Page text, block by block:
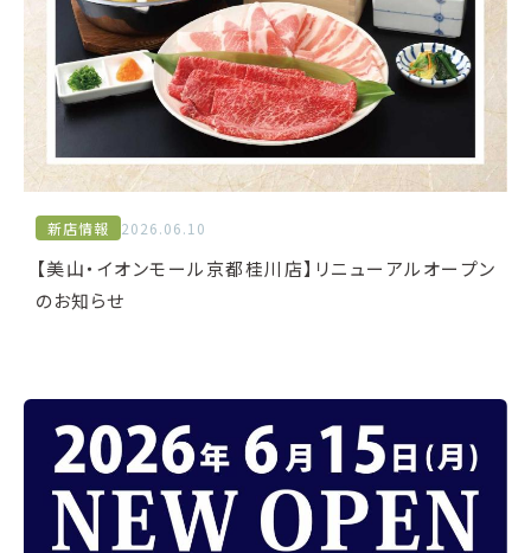
新店情報 2026.06.10
【美山・イオンモール京都桂川店】リニューアルオープン
のお知らせ